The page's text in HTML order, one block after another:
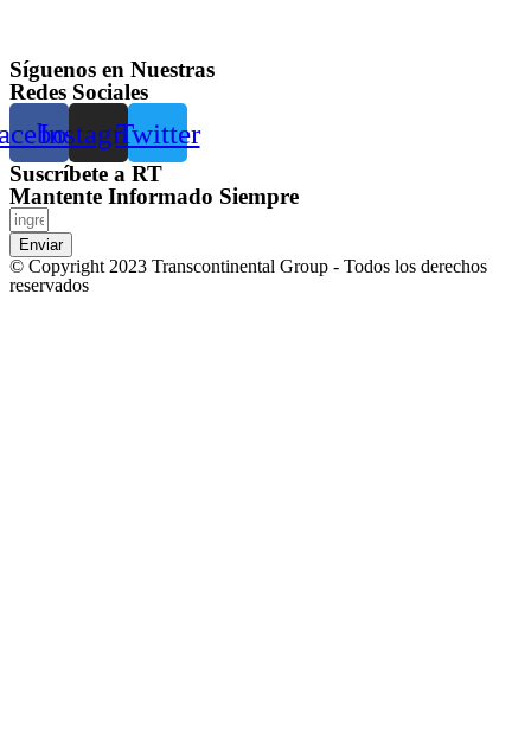
Síguenos en Nuestras
Redes Sociales
InstagramTwitter
Suscríbete a RT
Mantente Informado Siempre
Enviar
© Copyright 2023 Transcontinental Group - Todos los derechos
reservados